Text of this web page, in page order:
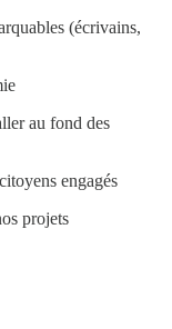
(écrivains,
au fond des
engagés
projets